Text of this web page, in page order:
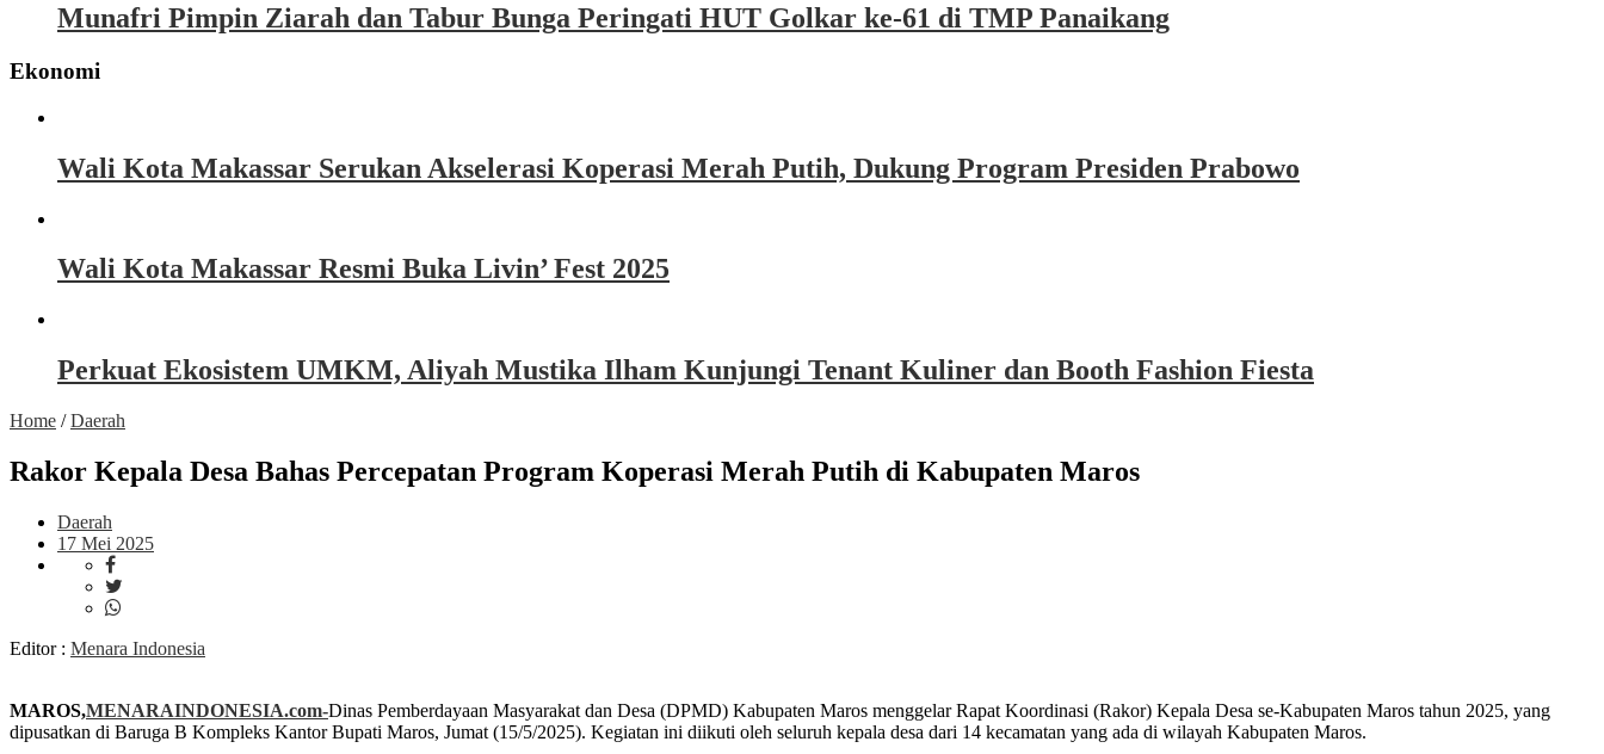
Munafri Pimpin Ziarah dan Tabur Bunga Peringati HUT Golkar ke-61 di TMP Panaikang
Ekonomi
Wali Kota Makassar Serukan Akselerasi Koperasi Merah Putih, Dukung Program Presiden Prabowo
Wali Kota Makassar Resmi Buka Livin’ Fest 2025
Perkuat Ekosistem UMKM, Aliyah Mustika Ilham Kunjungi Tenant Kuliner dan Booth Fashion Fiesta
Home /Daerah
Rakor Kepala Desa Bahas Percepatan Program Koperasi Merah Putih di Kabupaten Maros
Daerah
17 Mei 2025
Editor : Menara Indonesia
MAROS,MENARAINDONESIA.com-Dinas Pemberdayaan Masyarakat dan Desa (DPMD) Kabupaten Maros menggelar Rapat Koordinasi (Rakor) Kepala Desa se-Kabupaten Maros tahun 2025, yang
dipusatkan di Baruga B Kompleks Kantor Bupati Maros, Jumat (15/5/2025). Kegiatan ini diikuti oleh seluruh kepala desa dari 14 kecamatan yang ada di wilayah Kabupaten Maros.